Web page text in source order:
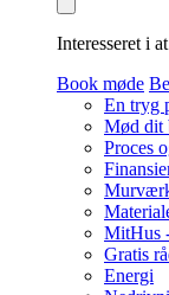
Interesseret i
Book møde
En tryg
Mød dit
Proces
MitHus
Gratis
Energi